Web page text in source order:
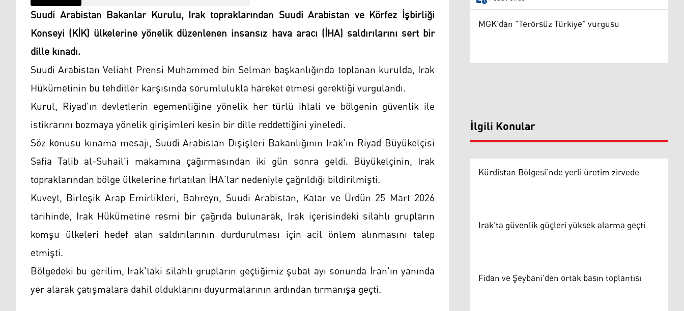
Suudi Arabistan Bakanlar Kurulu, Irak topraklarından Suudi Arabistan ve Körfez İşbirliği
Konseyi (KİK) ülkelerine yönelik düzenlenen insansız hava aracı (İHA) saldırılarını sert bir
dille kınadı.
Suudi Arabistan Veliaht Prensi Muhammed bin Selman başkanlığında toplanan kurulda, Irak
Hükümetinin bu tehditler karşısında sorumlulukla hareket etmesi gerektiği vurgulandı.
Kurul, Riyad'ın devletlerin egemenliğine yönelik her türlü ihlali ve bölgenin güvenlik ile
istikrarını bozmaya yönelik girişimleri kesin bir dille reddettiğini yineledi.
Söz konusu kınama mesajı, Suudi Arabistan Dışişleri Bakanlığının Irak'ın Riyad Büyükelçisi
Safia Talib al-Suhail'i makamına çağırmasından iki gün sonra geldi. Büyükelçinin, Irak
topraklarından bölge ülkelerine fırlatılan İHA’lar nedeniyle çağrıldığı bildirilmişti.
Kuveyt, Birleşik Arap Emirlikleri, Bahreyn, Suudi Arabistan, Katar ve Ürdün 25 Mart 2026
tarihinde, Irak Hükümetine resmi bir çağrıda bulunarak, Irak içerisindeki silahlı grupların
komşu ülkeleri hedef alan saldırılarının durdurulması için acil önlem alınmasını talep
etmişti.
Bölgedeki bu gerilim, Irak'taki silahlı grupların geçtiğimiz şubat ayı sonunda İran'ın yanında
yer alarak çatışmalara dahil olduklarını duyurmalarının ardından tırmanışa geçti.
MGK'dan "Terörsüz Türkiye" vurgusu
İlgili Konular
Kürdistan Bölgesi’nde yerli üretim zirvede
Irak'ta güvenlik güçleri yüksek alarma geçti
Fidan ve Şeybani'den ortak basın toplantısı